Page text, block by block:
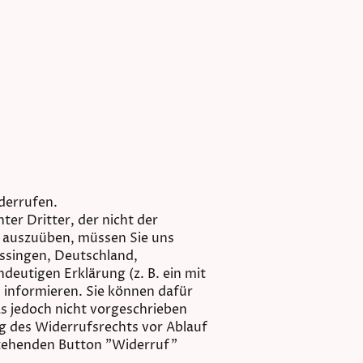
Dritter, der nicht der
müssen Sie uns
Deutschland,
Erklärung (z. B. ein mit
Sie können dafür
nicht vorgeschrieben
des Widerrufsrechts vor Ablauf
Button "Widerruf"